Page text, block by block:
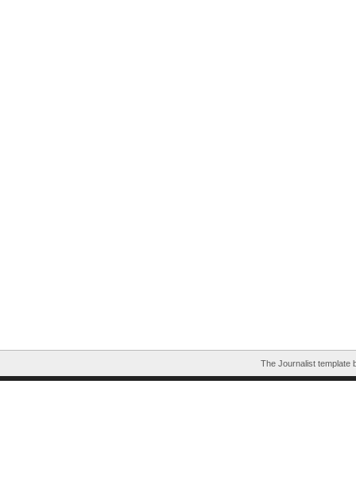
The Journalist template